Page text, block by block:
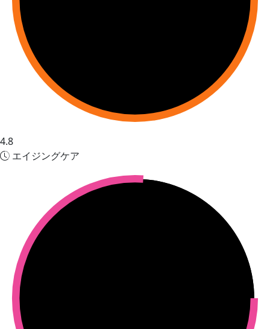
4.8
エイジングケア